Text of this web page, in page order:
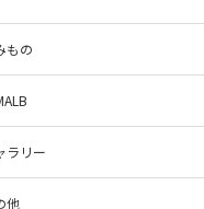
もの
ラリー
他